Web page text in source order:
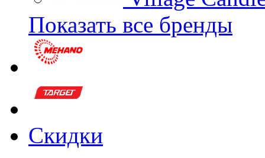
Показать все бренды
Скидки